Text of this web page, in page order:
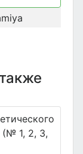
(№ 1, 2, 3,